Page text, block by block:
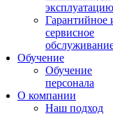
эксплуатацию
Гарантийное
сервисное
Обучение
Обучение
персонала
О компании
Наш подход